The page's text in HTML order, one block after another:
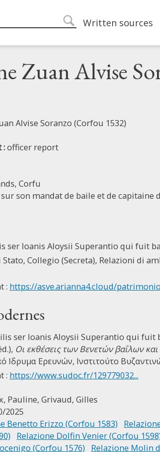
search
Main
Written sources
Zuan Alvise
Alvise Soranzo (Corfou 1532)
:officer report
Corfu
son mandat de baile et de capitaine
ser Ioanis Aloysii Superantio qui fuit
Collegio (Secreta), Relazioni di
: https://asve.arianna4.cloud/
ser Ioanis Aloysii Superantio qui fuit
Οι εκθέσεις των Βενετών βαΐλων
Ιδρυμα Ερευνών, Ινστιτούτο
: https://www.sudoc.fr/129779032...
Pauline, Grivaud, Gilles
2025
Benetto Erizzo (Corfou 1583)
Relazione Dolfin Venier (Corfou
(Corfou 1576)
Relazione Molin